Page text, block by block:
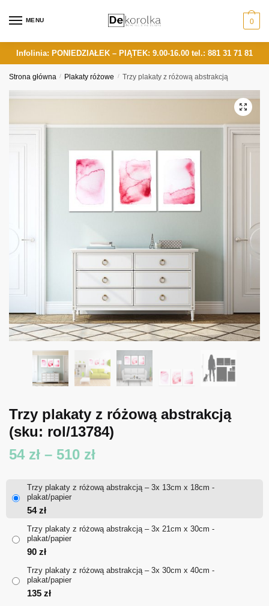
MENU 0
Infolinia: PONIEDZIAŁEK – PIĄTEK: 9.00-16.00 tel.: 881 31 71 81
Strona główna / Plakaty różowe / Trzy plakaty z różową abstrakcją
Trzy plakaty z różową abstrakcją
(sku: rol/13784)
54 zł – 510 złZakres
54 zł
510 zł
Trzy plakaty z różową abstrakcją – 3x 13cm x 18cm -
plakat/papier
54zł
Trzy plakaty z różową abstrakcją – 3x 21cm x 30cm -
plakat/papier
90 zł
Trzy plakaty z różową abstrakcją – 3x 30cm x 40cm -
plakat/papier
135 zł